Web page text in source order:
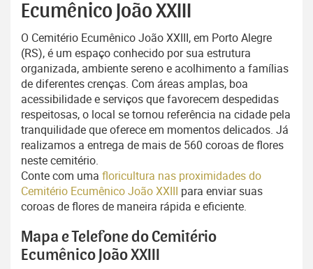
Ecumênico João XXIII
O Cemitério Ecumênico João XXIII, em Porto Alegre
(RS), é um espaço conhecido por sua estrutura
organizada, ambiente sereno e acolhimento a famílias
de diferentes crenças. Com áreas amplas, boa
acessibilidade e serviços que favorecem despedidas
respeitosas, o local se tornou referência na cidade pela
tranquilidade que oferece em momentos delicados. Já
realizamos a entrega de mais de 560 coroas de flores
neste cemitério.
Conte com uma floricultura nas proximidades do
Cemitério Ecumênico João XXIII para enviar suas
coroas de flores de maneira rápida e eficiente.
Mapa e Telefone do Cemitério
Ecumênico João XXIII